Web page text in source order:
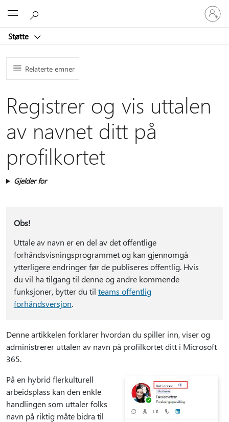
Støtte
Logg
på
kontoen
Relaterte emner
Registrer og vis uttalen
av navnet ditt på
profilkortet
Gjelder for
Obs!
Uttale av navn er en del av det offentlige
forhåndsvisningsprogrammet og kan gjennomgå
ytterligere endringer før de publiseres offentlig. Hvis
du vil ha tilgang til denne og andre kommende
funksjoner, bytter du til teams offentlig
forhåndsversjon.
Denne artikkelen forklarer hvordan du spiller inn, viser og
administrerer uttalen av navn på profilkortet ditt i Microsoft
365.
På en hybrid flerkulturell
arbeidsplass kan den enkle
handlingen som uttaler folks
navn på riktig måte bidra til